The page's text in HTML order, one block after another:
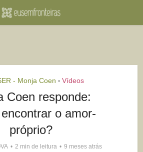
- Monja Coen • Vídeos
Coen responde:
o amor-
próprio?
2 min de leitura 9 meses atrás